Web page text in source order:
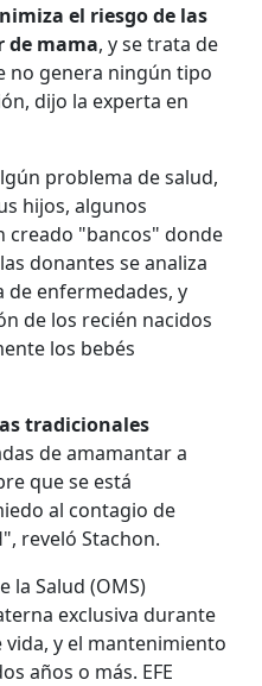
el riesgo de las
de mama, y se trata de
no genera ningún tipo
dijo la experta en
problema de salud,
hijos, algunos
creado "bancos" donde
donantes se analiza
de enfermedades, y
de los recién nacidos
los bebés
tradicionales
de amamantar a
que se está
al contagio de
reveló Stachon.
la Salud (OMS)
exclusiva durante
y el mantenimiento
años o más. EFE